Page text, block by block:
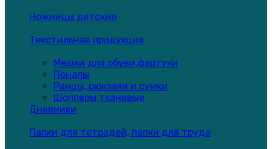
Ножницы детские
Текстильная продукция
Мешки для обуви,фартуки
Пеналы
Ранцы, рюкзаки и сумки
Шопперы тканевые
Дневники
Папки для тетрадей, папки для труда